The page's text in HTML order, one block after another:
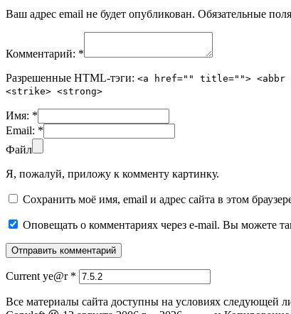
Ваш адрес email не будет опубликован. Обязательные
Комментарий: *
Разрешенные HTML-тэги: <a href="" title=""> <abbr
<strike> <strong>
Имя: *
Email: *
Файл
Я, пожалуй, приложу к комменту картинку.
Сохранить моё имя, email и адрес сайта в этом
Оповещать о комментариях через e-mail. Вы можете
Current ye@r *
Все материалы сайта доступны на условиях следующей